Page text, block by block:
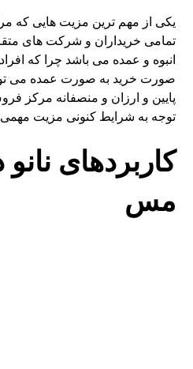
یکی از مهم ترین مزیت هایی که
تمامی خریداران و شرکت های
انبوه و عمده می باشد چرا که
صورت خرید به صورت عمده می
پایین و ارزان و منصفانه مرکز
توجه به شرایط کنونی مزیت مهمی
کاربردهای
مس